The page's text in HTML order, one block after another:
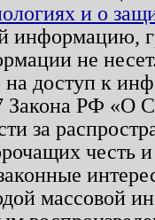
и о
не
на доступ к
Закона РФ «О
за
честь
массовой